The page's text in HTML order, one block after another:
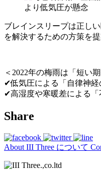
ブレインスリープは正し
を解決するための方策を
＜2022年の梅雨は「短い
✔低気圧による「自律神
✔高湿度や寒暖差による
Share
About III Three について